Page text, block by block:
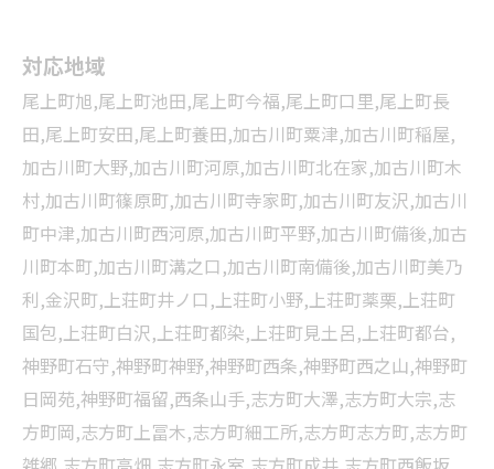
対応地域
尾上町旭,尾上町池田,尾上町今福,尾上町口里,尾上町長
田,尾上町安田,尾上町養田,加古川町粟津,加古川町稲屋,
加古川町大野,加古川町河原,加古川町北在家,加古川町木
村,加古川町篠原町,加古川町寺家町,加古川町友沢,加古川
町中津,加古川町西河原,加古川町平野,加古川町備後,加古
川町本町,加古川町溝之口,加古川町南備後,加古川町美乃
利,金沢町,上荘町井ノ口,上荘町小野,上荘町薬栗,上荘町
国包,上荘町白沢,上荘町都染,上荘町見土呂,上荘町都台,
神野町石守,神野町神野,神野町西条,神野町西之山,神野町
日岡苑,神野町福留,西条山手,志方町大澤,志方町大宗,志
方町岡,志方町上冨木,志方町細工所,志方町志方町,志方町